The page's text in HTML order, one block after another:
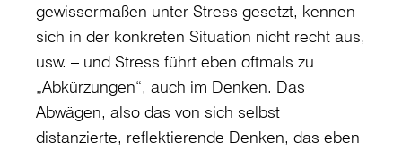
gewissermaßen unter Stress gesetzt, kennen
sich in der konkreten Situation nicht recht aus,
usw. – und Stress führt eben oftmals zu
„Abkürzungen“, auch im Denken. Das
Abwägen, also das von sich selbst
distanzierte, reflektierende Denken, das eben